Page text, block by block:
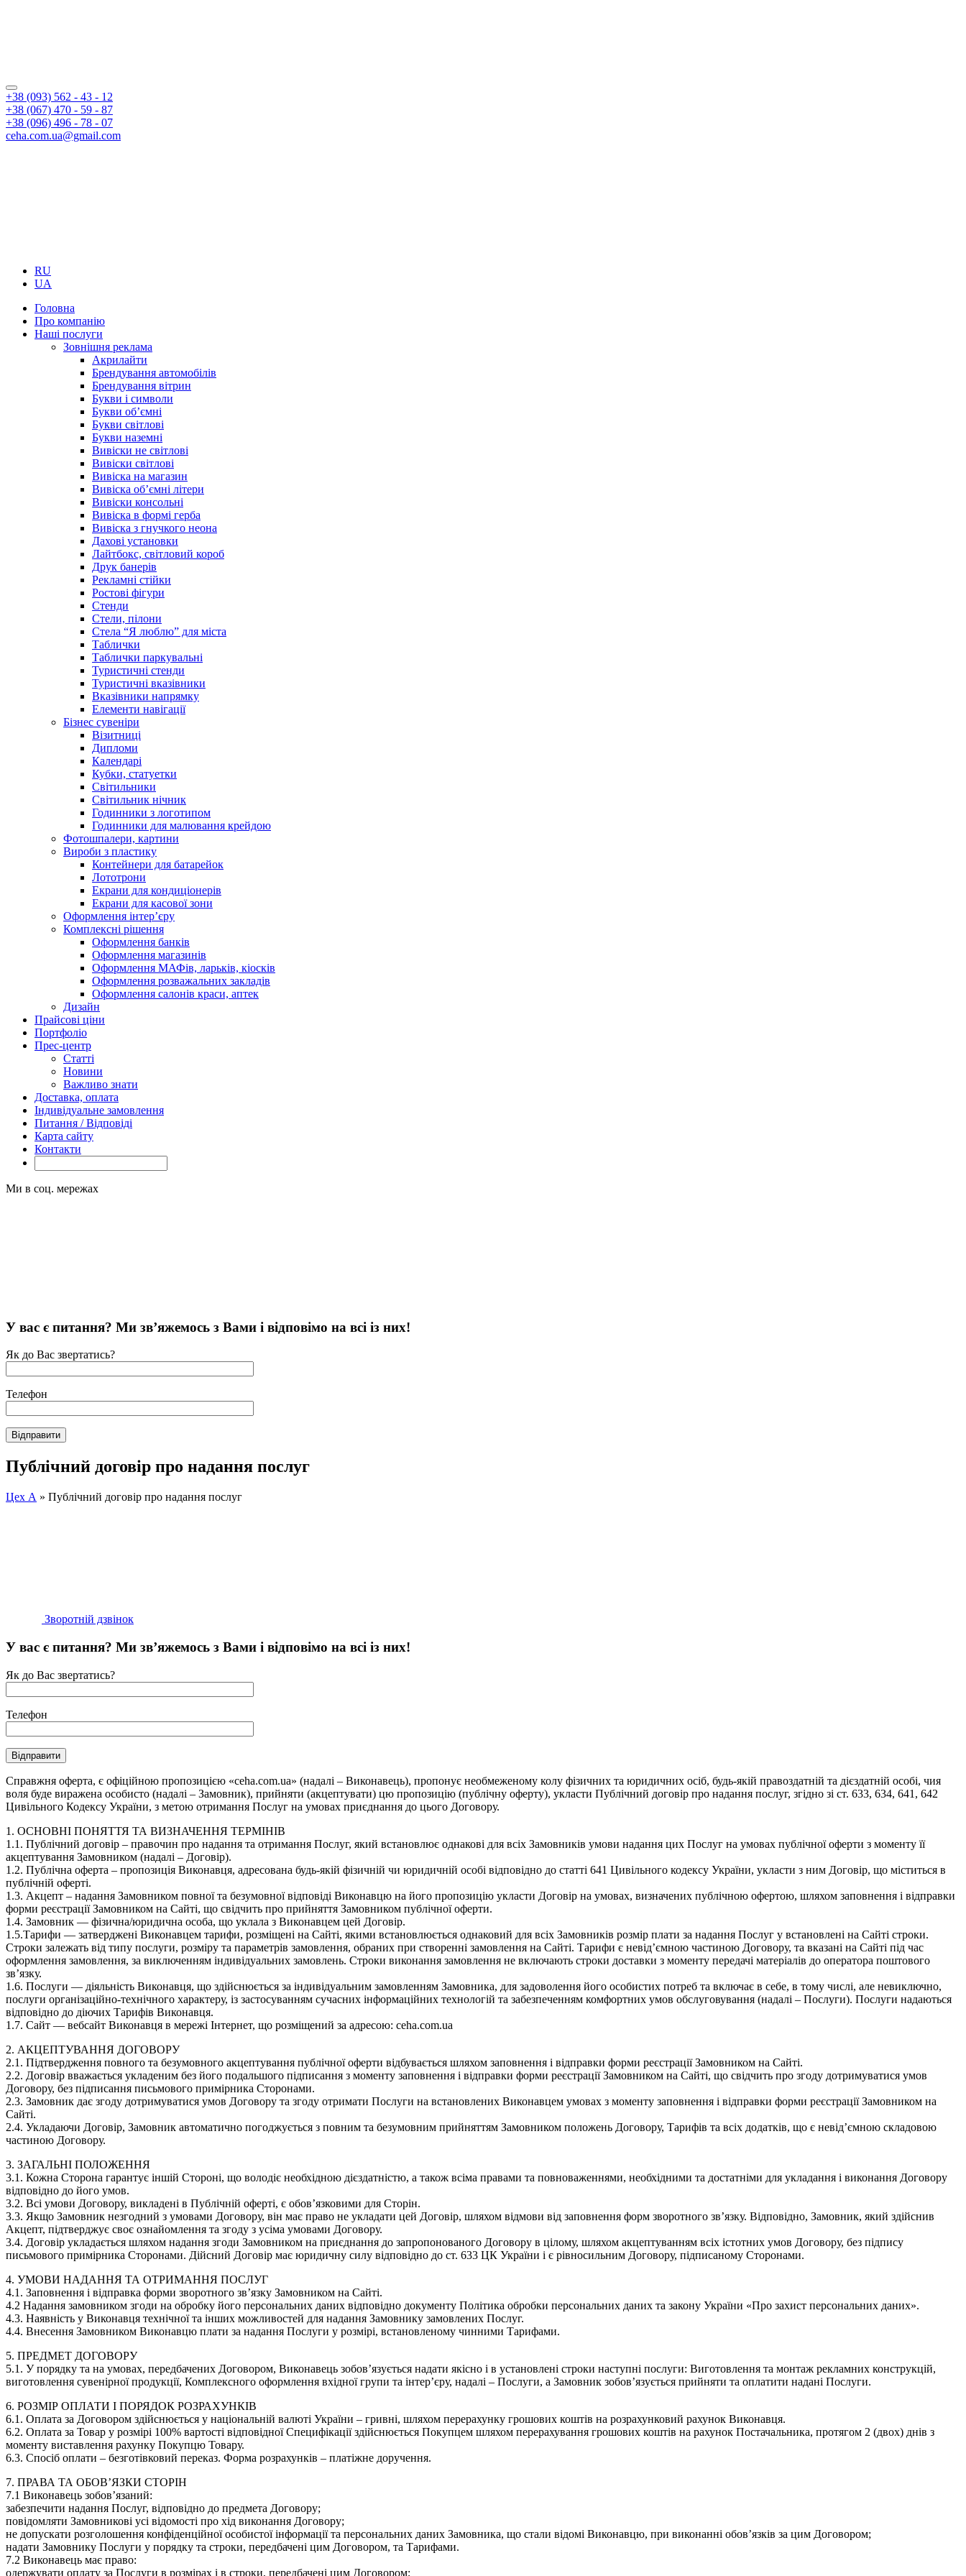
+38 (093) 562 - 43 - 12
+38 (067) 470 - 59 - 87
+38 (096) 496 - 78 - 07
ceha.com.ua@gmail.com
RU
UA
Головна
Про компанію
Наші послуги
Зовнішня реклама
Акрилайти
Брендування автомобілів
Брендування вітрин
Букви і символи
Букви об’ємні
Букви світлові
Букви наземні
Вивіски не світлові
Вивіски світлові
Вивіска на магазин
Вивіска об’ємні літери
Вивіски консольні
Вивіска в формі герба
Вивіска з гнучкого неона
Дахові установки
Лайтбокс, світловий короб
Друк банерів
Рекламні стійки
Ростові фігури
Стенди
Стели, пілони
Стела “Я люблю” для міста
Таблички
Таблички паркувальні
Туристичні стенди
Туристичні вказівники
Вказівники напрямку
Елементи навігації
Бізнес сувеніри
Візитниці
Дипломи
Календарі
Кубки, статуетки
Світильники
Світильник нічник
Годинники з логотипом
Годинники для малювання крейдою
Фотошпалери, картини
Вироби з пластику
Контейнери для батарейок
Лототрони
Екрани для кондиціонерів
Екрани для касової зони
Оформлення інтер’єру
Комплексні рішення
Оформлення банків
Оформлення магазинів
Оформлення МАФів, ларьків, кіосків
Оформлення розважальних закладів
Оформлення салонів краси, аптек
Дизайн
Прайсові ціни
Портфоліо
Прес-центр
Статті
Новини
Важливо знати
Доставка, оплата
Індивідуальне замовлення
Питання / Відповіді
Карта сайту
Контакти
Ми в соц. мережах
У вас є питання? Ми зв’яжемось з Вами і відповімо на всі із них!
Як до Вас звертатись?
Телефон
Публічний договір про надання послуг
Цех А » Публічний договір про надання послуг
Зворотній дзвінок
У вас є питання? Ми зв’яжемось з Вами і відповімо на всі із них!
Як до Вас звертатись?
Телефон
Справжня оферта, є офіційною пропозицією «ceha.com.ua» (надалі – Виконавець), пропонує необмеженому колу фізичних та юридичних осіб, будь-якій правоздатній та дієздатній особі, чия
воля буде виражена особисто (надалі – Замовник), прийняти (акцептувати) цю пропозицію (публічну оферту), укласти Публічний договір про надання послуг, згідно зі ст. 633, 634, 641, 642
Цивільного Кодексу України, з метою отримання Послуг на умовах приєднання до цього Договору.
1. ОСНОВНІ ПОНЯТТЯ ТА ВИЗНАЧЕННЯ ТЕРМІНІВ
1.1. Публічний договір – правочин про надання та отримання Послуг, який встановлює однакові для всіх Замовників умови надання цих Послуг на умовах публічної оферти з моменту її
акцептування Замовником (надалі – Договір).
1.2. Публічна оферта – пропозиція Виконавця, адресована будь-якій фізичній чи юридичній особі відповідно до статті 641 Цивільного кодексу України, укласти з ним Договір, що міститься в
публічній оферті.
1.3. Акцепт – надання Замовником повної та безумовної відповіді Виконавцю на його пропозицію укласти Договір на умовах, визначених публічною офертою, шляхом заповнення і відправки
форми реєстрації Замовником на Сайті, що свідчить про прийняття Замовником публічної оферти.
1.4. Замовник — фізична/юридична особа, що уклала з Виконавцем цей Договір.
1.5.Тарифи — затверджені Виконавцем тарифи, розміщені на Сайті, якими встановлюється однаковий для всіх Замовників розмір плати за надання Послуг у встановлені на Сайті строки.
Строки залежать від типу послуги, розміру та параметрів замовлення, обраних при створенні замовлення на Сайті. Тарифи є невід’ємною частиною Договору, та вказані на Сайті під час
оформлення замовлення, за виключенням індивідуальних замовлень. Строки виконання замовлення не включають строки доставки з моменту передачі матеріалів до оператора поштового
зв’язку.
1.6. Послуги — діяльність Виконавця, що здійснюється за індивідуальним замовленням Замовника, для задоволення його особистих потреб та включає в себе, в тому числі, але невиключно,
послуги організаційно-технічного характеру, із застосуванням сучасних інформаційних технологій та забезпеченням комфортних умов обслуговування (надалі – Послуги). Послуги надаються
відповідно до діючих Тарифів Виконавця.
1.7. Сайт — вебсайт Виконавця в мережі Інтернет, що розміщений за адресою: ceha.com.ua
2. АКЦЕПТУВАННЯ ДОГОВОРУ
2.1. Підтвердження повного та безумовного акцептування публічної оферти відбувається шляхом заповнення і відправки форми реєстрації Замовником на Сайті.
2.2. Договір вважається укладеним без його подальшого підписання з моменту заповнення і відправки форми реєстрації Замовником на Сайті, що свідчить про згоду дотримуватися умов
Договору, без підписання письмового примірника Сторонами.
2.3. Замовник дає згоду дотримуватися умов Договору та згоду отримати Послуги на встановлених Виконавцем умовах з моменту заповнення і відправки форми реєстрації Замовником на
Сайті.
2.4. Укладаючи Договір, Замовник автоматично погоджується з повним та безумовним прийняттям Замовником положень Договору, Тарифів та всіх додатків, що є невід’ємною складовою
частиною Договору.
3. ЗАГАЛЬНІ ПОЛОЖЕННЯ
3.1. Кожна Сторона гарантує іншій Стороні, що володіє необхідною дієздатністю, а також всіма правами та повноваженнями, необхідними та достатніми для укладання і виконання Договору
відповідно до його умов.
3.2. Всі умови Договору, викладені в Публічній оферті, є обов’язковими для Сторін.
3.3. Якщо Замовник незгодний з умовами Договору, він має право не укладати цей Договір, шляхом відмови від заповнення форм зворотного зв’язку. Відповідно, Замовник, який здійснив
Акцепт, підтверджує своє ознайомлення та згоду з усіма умовами Договору.
3.4. Договір укладається шляхом надання згоди Замовником на приєднання до запропонованого Договору в цілому, шляхом акцептуванням всіх істотних умов Договору, без підпису
письмового примірника Сторонами. Дійсний Договір має юридичну силу відповідно до ст. 633 ЦК України і є рівносильним Договору, підписаному Сторонами.
4. УМОВИ НАДАННЯ ТА ОТРИМАННЯ ПОСЛУГ
4.1. Заповнення і відправка форми зворотного зв’язку Замовником на Сайті.
4.2 Надання замовником згоди на обробку його персональних даних відповідно документу Політика обробки персональних даних та закону України «Про захист персональних даних».
4.3. Наявність у Виконавця технічної та інших можливостей для надання Замовнику замовлених Послуг.
4.4. Внесення Замовником Виконавцю плати за надання Послуги у розмірі, встановленому чинними Тарифами.
5. ПРЕДМЕТ ДОГОВОРУ
5.1. У порядку та на умовах, передбачених Договором, Виконавець зобов’язується надати якісно і в установлені строки наступні послуги: Виготовлення та монтаж рекламних конструкцій,
виготовлення сувенірної продукції, Комплексного оформлення вхідної групи та інтер’єру, надалі – Послуги, а Замовник зобов’язується прийняти та оплатити надані Послуги.
6. РОЗМІР ОПЛАТИ І ПОРЯДОК РОЗРАХУНКІВ
6.1. Оплата за Договором здійснюється у національній валюті України – гривні, шляхом перерахунку грошових коштів на розрахунковий рахунок Виконавця.
6.2. Оплата за Товар у розмірі 100% вартості відповідної Специфікації здійснюється Покупцем шляхом перерахування грошових коштів на рахунок Постачальника, протягом 2 (двох) днів з
моменту виставлення рахунку Покупцю Товару.
6.3. Спосіб оплати – безготівковий переказ. Форма розрахунків – платіжне доручення.
7. ПРАВА ТА ОБОВ’ЯЗКИ СТОРІН
7.1 Виконавець зобов’язаний:
забезпечити надання Послуг, відповідно до предмета Договору;
повідомляти Замовникові усі відомості про хід виконання Договору;
не допускати розголошення конфіденційної особистої інформації та персональних даних Замовника, що стали відомі Виконавцю, при виконанні обов’язків за цим Договором;
надати Замовнику Послуги у порядку та строки, передбачені цим Договором, та Тарифами.
7.2 Виконавець має право:
одержувати оплату за Послуги в розмірах і в строки, передбачені цим Договором;